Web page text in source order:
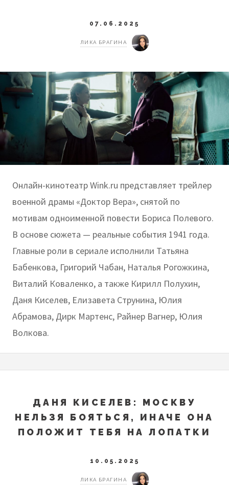
07.06.2025
ЛИКА БРАГИНА
Онлайн-кинотеатр Wink.ru представляет трейлер
военной драмы «Доктор Вера», снятой по
мотивам одноименной повести Бориса Полевого.
В основе сюжета — реальные события 1941 года.
Главные роли в сериале исполнили Татьяна
Бабенкова, Григорий Чабан, Наталья Рогожкина,
Виталий Коваленко, а также Кирилл Полухин,
Даня Киселев, Елизавета Струнина, Юлия
Абрамова, Дирк Мартенс, Райнер Вагнер, Юлия
Волкова.
ДАНЯ КИСЕЛЕВ: МОСКВУ
НЕЛЬЗЯ БОЯТЬСЯ, ИНАЧЕ ОНА
ПОЛОЖИТ ТЕБЯ НА ЛОПАТКИ
10.05.2025
ЛИКА БРАГИНА